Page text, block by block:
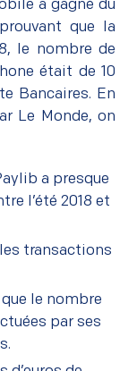
a gagné du
que la
le nombre de
était de 10
Bancaires. En
Le Monde, on
a presque
l’été 2018 et
transactions
le nombre
par ses